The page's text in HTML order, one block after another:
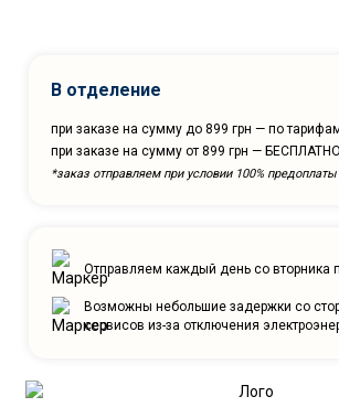
В отделение
при заказе на сумму до 899 грн — по
при заказе на сумму от 899 грн —
*заказ отправляем при условии 100% предоплаты
Отправляем каждый день со вторника
Возможны небольшие задержки со
сервисов из-за отключения